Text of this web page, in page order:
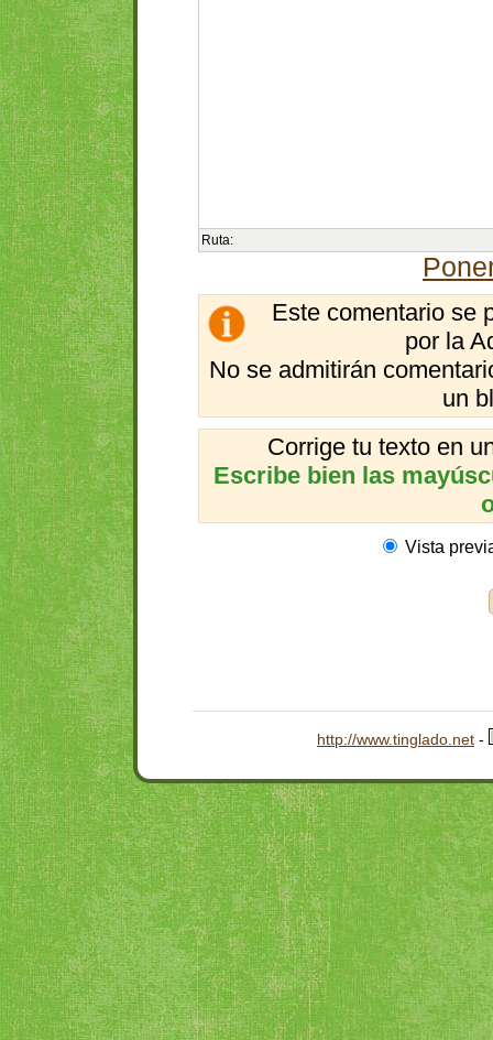
Ruta:
Este comentario se
por la
No se admitirán
un
Corrige tu texto en
Escribe bien las
Vista
http://www.tinglado.net -